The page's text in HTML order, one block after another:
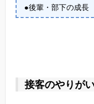
●後輩・部下の成長
接客のやりが